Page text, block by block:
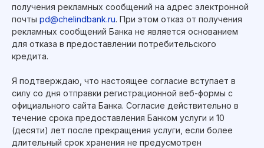
получения рекламных сообщений на адрес электронной
почты pd@chelindbank.ru. При этом отказ от получения
рекламных сообщений Банка не является основанием
для отказа в предоставлении потребительского
кредита.
Я подтверждаю, что настоящее согласие вступает в
силу со дня отправки регистрационной веб-формы с
официального сайта Банка. Согласие действительно в
течение срока предоставления Банком услуги и 10
(десяти) лет после прекращения услуги, если более
длительный срок хранения не предусмотрен
2026 © ПАО «ЧЕЛИНДБАНК»
Генеральная лицензия Банка России № 485